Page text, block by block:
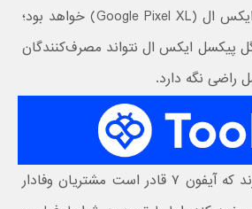
V20) و گوگل پیکسل ایکس ال (Google Pixel XL) خواهد بود؛
پیکسل ایکس ال نتواند مصرف‌کنندگان
بسیاری هنوز باور ندارند که آیفون ۷ قادر است مشتریان وفادار